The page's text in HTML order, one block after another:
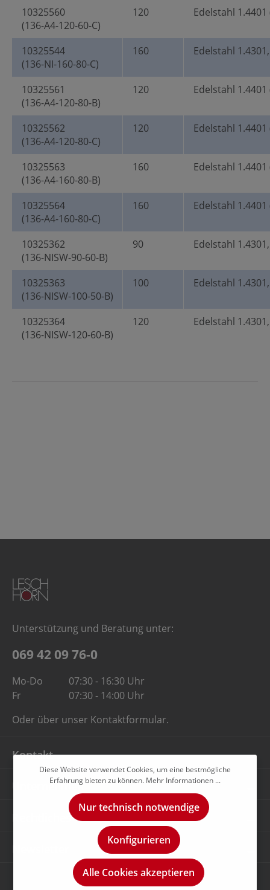
10325560
(136-A4-120-60-C)
120 Edelstahl 1.4401
10325544
(136-NI-160-80-C)
160 Edelstahl
10325561
(136-A4-120-80-B)
120 Edelstahl 1.4401
10325562
(136-A4-120-80-C)
120 Edelstahl 1.4401
10325563
(136-A4-160-80-B)
160 Edelstahl 1.4401
10325564
(136-A4-160-80-C)
160 Edelstahl 1.4401
10325362
(136-NISW-90-60-B)
90 Edelstahl
10325363
(136-NISW-100-50-B)
100 Edelstahl
10325364
(136-NISW-120-60-B)
120 Edelstahl
Unterstützung und Beratung unter:
069 42 09 76-0
Mo-Do
07:30 - 16:30 Uhr
Fr
07:30 - 14:00 Uhr
Oder über unser Kontaktformular.
Kontakt
Unternehmen
Rechtliches
Diese Website verwendet Cookies, um eine bestmögliche
Erfahrung bieten zu können. Mehr Informationen ...
Nur technisch notwendige
Konfigurieren
Alle Cookies akzeptieren